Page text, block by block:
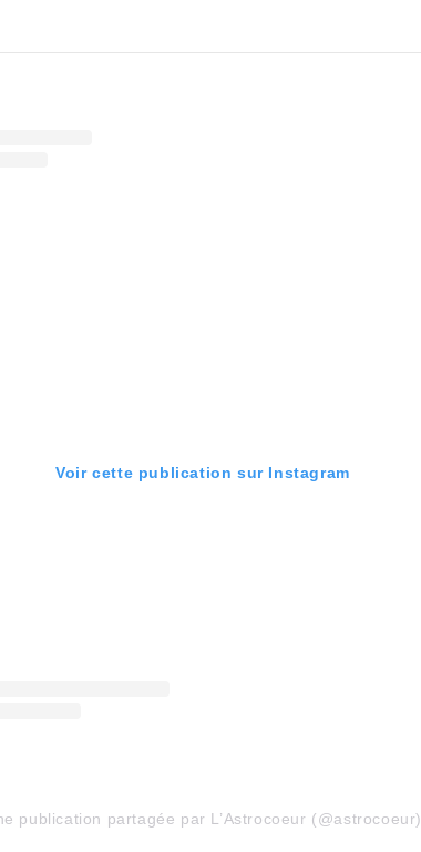
Voir cette publication sur Instagram
publication partagée par L’Astrocoeur (@astrocoeur)